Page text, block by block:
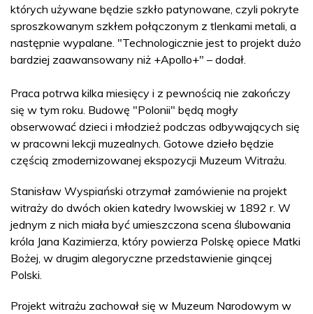
których używane będzie szkło patynowane, czyli pokryte
sproszkowanym szkłem połączonym z tlenkami metali, a
następnie wypalane. "Technologicznie jest to projekt dużo
bardziej zaawansowany niż +Apollo+" – dodał.
Praca potrwa kilka miesięcy i z pewnością nie zakończy
się w tym roku. Budowę "Polonii" będą mogły
obserwować dzieci i młodzież podczas odbywających się
w pracowni lekcji muzealnych. Gotowe dzieło będzie
częścią zmodernizowanej ekspozycji Muzeum Witrażu.
Stanisław Wyspiański otrzymał zamówienie na projekt
witraży do dwóch okien katedry lwowskiej w 1892 r. W
jednym z nich miała być umieszczona scena ślubowania
króla Jana Kazimierza, który powierza Polskę opiece Matki
Bożej, w drugim alegoryczne przedstawienie ginącej
Polski.
Projekt witrażu zachował się w Muzeum Narodowym w